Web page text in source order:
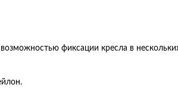
фиксации кресла в